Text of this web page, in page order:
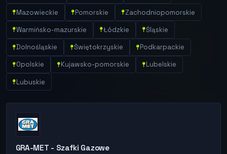
Mazowieckie Pomorskie Zachodniopomorskie
Warmińsko-mazurskie Łódzkie Śląskie
Dolnośląskie Świętokrzyskie Podkarpackie
Opolskie Kujawsko-pomorskie Lubelskie
Lubuskie
GRA-MET - Szafki Gazowe